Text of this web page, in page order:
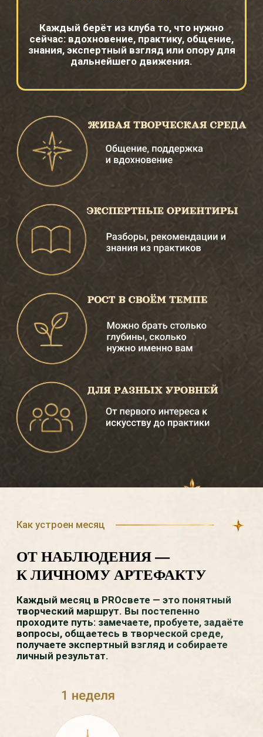
Так тема месяца становится опытом,
который остаётся с вами и помогает
видеть, думать и действовать
PROсвет
ОДНА СРЕДА — РАЗНЫЕ
УРОВНИ PROСВЕТА
Каждый получает понятную точку входа,
новые вопросы и ориентиры,
картиной.
Так в одной среде возникает разный
уровень движения: первый интерес,
профессиональный взгляд, углубление
живописной практики.
Кто-то начинает с простого
наблюдения, вопроса, творческой
пробы или первого артефакта. Кто-то
связывает тему с живописной работой,
светом, слоями, материалом и нашей
В клубе одна тема месяца
раскрывается для всех участников, но
каждый входит в неё со своей
глубины.